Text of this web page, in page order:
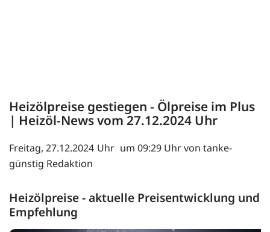
Heizölpreise gestiegen - Ölpreise im Plus
| Heizöl-News vom27.12.2024
Freitag, 27.12.2024
um 09:29 Uhr von tanke-
günstig Redaktion
Heizölpreise - aktuelle Preisentwicklung und
Empfehlung